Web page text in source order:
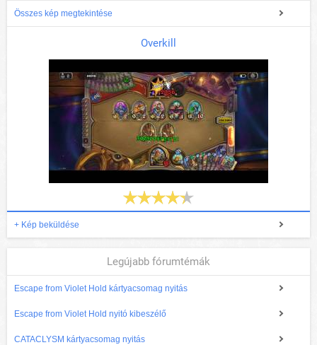
Összes kép megtekintése
Overkill
+ Kép beküldése
Legújabb fórumtémák
Escape from Violet Hold kártyacsomag nyitás
Escape from Violet Hold nyitó kibeszélő
CATACLYSM kártyacsomag nyitás